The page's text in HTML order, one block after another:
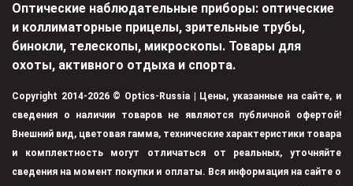
Оптические наблюдательные приборы: оптические
и коллиматорные прицелы, зрительные трубы,
бинокли, телескопы, микроскопы. Товары для
охоты, активного отдыха и спорта.
Copyright 2014-2026 © Optics-Russia | Цены, указанные на сайте, и
сведения о наличии товаров не являются публичной офертой!
Внешний вид, цветовая гамма, технические характеристики товара
и комплектность могут отличаться от реальных, уточняйте
сведения на момент покупки и оплаты. Вся информация на сайте о